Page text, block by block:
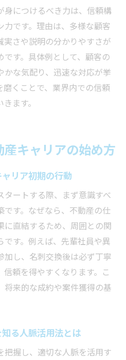
身につけるべき力は、信頼構
力です。理由は、多様な顧客
実さや説明の分かりやすさが
です。具体例として、顧客の
かな気配り、迅速な対応が挙
磨くことで、業界内での信頼
ます。
キャリアの始め方
リア初期の行動
タートする際、まず意識すべ
です。なぜなら、不動産の仕
に直結するため、周囲との関
です。例えば、先輩社員や異
加し、名刺交換後は必ず丁寧
頼を得やすくなります。こ
将来的な成約や案件獲得の基
る人脈活用法とは
把握し、適切な人脈を活用す